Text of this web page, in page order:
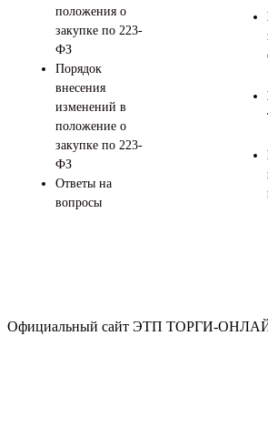
положения о
закупке по 223-
ФЗ
Порядок
внесения
изменений в
положение о
закупке по 223-
ФЗ
Ответы на
вопросы
Официальный сайт ЭТП ТОРГИ-